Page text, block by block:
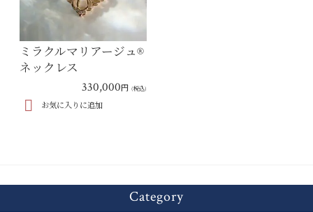
ミラクルマリアージュ®︎
ネックレス
330,000円 (税込)
お気に入りに追加
Category